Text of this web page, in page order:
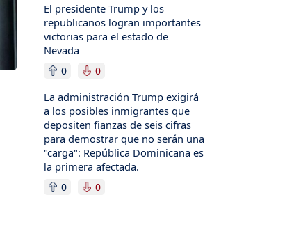
El presidente Trump y los
republicanos logran importantes
victorias para el estado de
Nevada
0 0
La administración Trump exigirá
a los posibles inmigrantes que
depositen fianzas de seis cifras
para demostrar que no serán una
"carga": República Dominicana es
la primera afectada.
0 0